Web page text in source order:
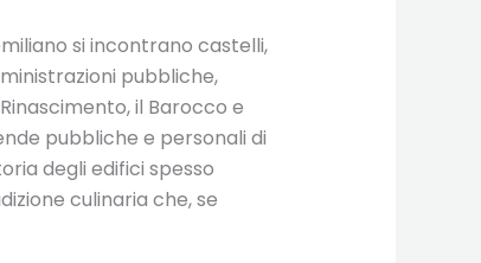
si incontrano castelli,
pubbliche,
il Barocco e
pubbliche e personali di
degli edifici spesso
culinaria che, se